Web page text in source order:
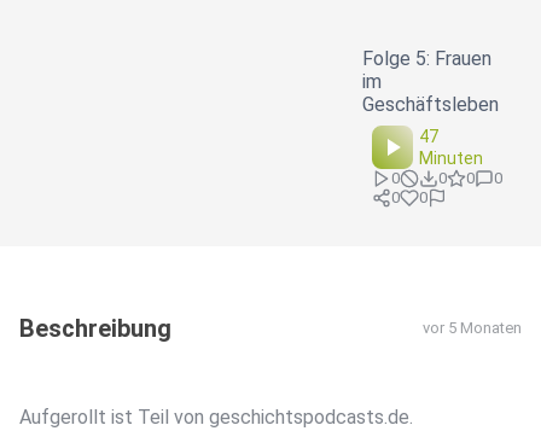
Folge 5: Frauen
im
Geschäftsleben
47
Minuten
0 0 0
0
0
0
Beschreibung vor 5 Monaten
Aufgerollt ist Teil von geschichtspodcasts.de.